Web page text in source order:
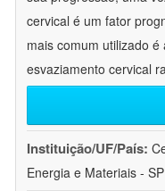
cervical é um fator
mais comum utilizado
esvaziamento cervical
Instituição/UF/País:
Energia e Materiais -